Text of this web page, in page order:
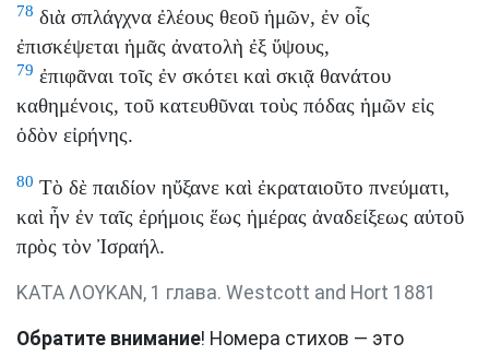
78 διὰ σπλάγχνα ἐλέους θεοῦ ἡμῶν, ἐν οἷς
ἐπισκέψεται ἡμᾶς ἀνατολὴ ἐξ ὕψους,
79 ἐπιφᾶναι τοῖς ἐν σκότει καὶ σκιᾷ θανάτου
καθημένοις, τοῦ κατευθῦναι τοὺς πόδας ἡμῶν εἰς
ὁδὸν εἰρήνης.
80 Τὸ δὲ παιδίον ηὔξανε καὶ ἐκραταιοῦτο πνεύματι,
καὶ ἦν ἐν ταῖς ἐρήμοις ἕως ἡμέρας ἀναδείξεως αὐτοῦ
πρὸς τὸν Ἰσραήλ.
ΚΑΤΑ ΛΟΥΚΑΝ, 1 глава. Westcott and Hort 1881
Обратите внимание! Номера стихов — это